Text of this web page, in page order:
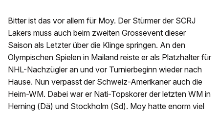
Bitter ist das vor allem für Moy. Der Stürmer der SCRJ
Lakers muss auch beim zweiten Grossevent dieser
Saison als Letzter über die Klinge springen. An den
Olympischen Spielen in Mailand reiste er als Platzhalter für
NHL-Nachzügler an und vor Turnierbeginn wieder nach
Hause. Nun verpasst der Schweiz-Amerikaner auch die
Heim-WM. Dabei war er Nati-Topskorer der letzten WM in
Herning (Dä) und Stockholm (Sd). Moy hatte enorm viel